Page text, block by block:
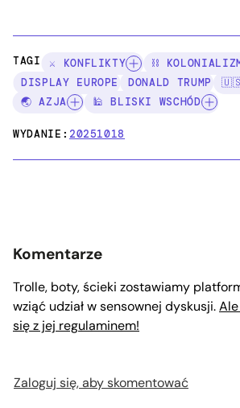
TAGI: ⚔️ KONFLIKTY ⛓️
DISPLAY EUROPE
DONALD TRUMP
🇺🇸
🌏 AZJA
🕌 BLISKI WSCHÓD
WYDANIE:20251018
Komentarze
Trolle, boty, ścieki zostawiamy
wziąć udział w sensownej dyskusji.
się z jej regulaminem!
Zaloguj się, aby skomentować